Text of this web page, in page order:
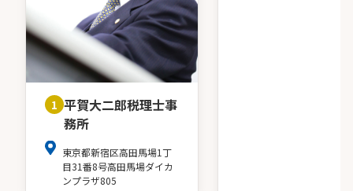
1 平賀大二郎税理士事
務所
東京都新宿区高田馬場1丁
目31番8号高田馬場ダイカ
ンプラザ805